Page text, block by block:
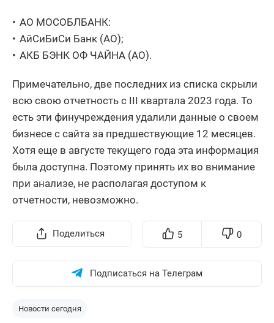
АО МОСОБЛБАНК:
АйСиБиСи Банк (АО);
АКБ БЭНК ОФ ЧАЙНА (АО).
Примечательно, две последних из списка скрыли
всю свою отчетность с III квартала 2023 года. То
есть эти финучреждения удалили данные о своем
бизнесе с сайта за предшествующие 12 месяцев.
Хотя еще в августе текущего года эта информация
была доступна. Поэтому принять их во внимание
при анализе, не располагая доступом к
отчетности, невозможно.
Поделиться 5 0
Подписаться на Телеграм
Новости сегодня